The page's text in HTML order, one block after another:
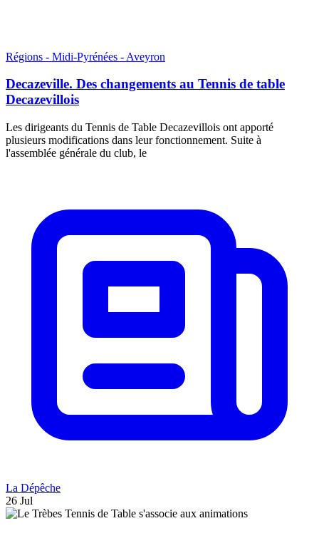
Régions - Midi-Pyrénées - Aveyron
Decazeville. Des changements au Tennis de table
Decazevillois
Les dirigeants du Tennis de Table Decazevillois ont apporté
plusieurs modifications dans leur fonctionnement. Suite à
l'assemblée générale du club, le
La Dépêche
26 Jul